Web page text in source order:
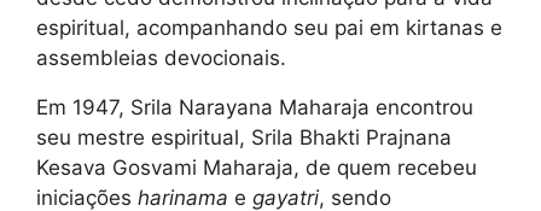
espiritual, acompanhando seu pai em kirtanas e
assembleias devocionais.
Em 1947, Srila Narayana Maharaja encontrou
seu mestre espiritual, Srila Bhakti Prajnana
Kesava Gosvami Maharaja, de quem recebeu
iniciações harinama e gayatri, sendo